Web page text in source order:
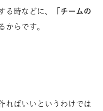
る時などに、
「チームの
からです。
ればいいというわけでは